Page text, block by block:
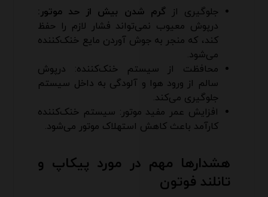
جلوگیری ازگرم شدن بیش از حد موتور:
درپوش معیوب نمی‌تواند فشار لازم را حفظ
کند، که منجر به جوش آوردن مایع خنک‌کننده
می‌شود.
محافظت از سیستم خنک‌کننده: درپوش
سالم از ورود هوا و آلودگی به داخل سیستم
جلوگیری می‌کند.
افزایش عمر مفید موتور: سیستم خنک‌کننده
کارآمد باعث کاهش استهلاک موتور می‌شود.
هشدارها مهم در مورد پیکاپ و
تانلند فوتون